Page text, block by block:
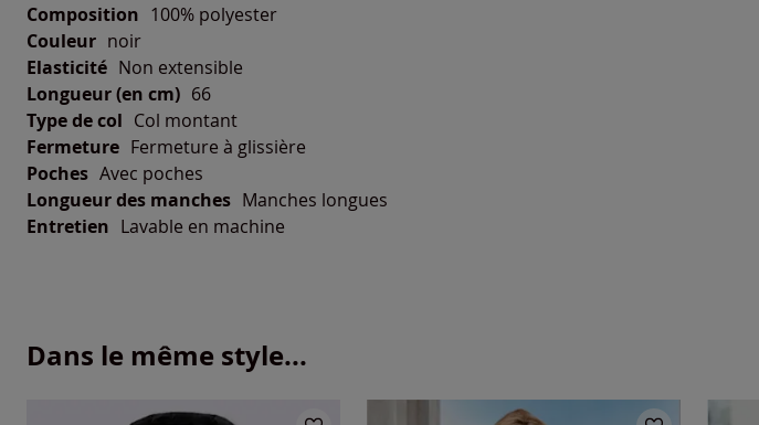
Composition 100% polyester
Couleur noir
Elasticité Non extensible
Longueur (en cm) 66
Type de col Col montant
Fermeture Fermeture à glissière
Poches Avec poches
Longueur des manches Manches longues
Entretien Lavable en machine
Dans le même style...